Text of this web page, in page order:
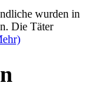
wurden in
Die Täter